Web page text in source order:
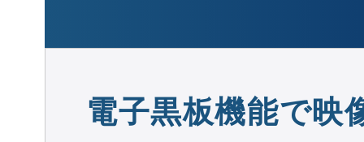
電子黒板機能で映